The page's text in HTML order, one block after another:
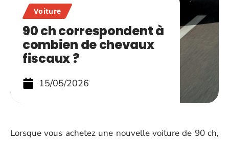
Voiture
90 ch correspondent à
combien de chevaux
fiscaux ?
15/05/2026
Lorsque vous achetez une nouvelle voiture de 90 ch,